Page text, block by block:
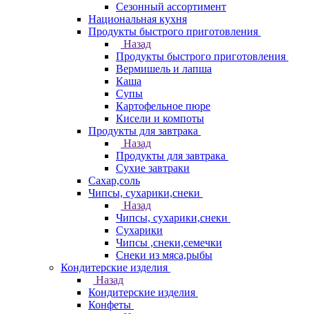
Сезонный ассортимент
Национальная кухня
Продукты быстрого приготовления
Назад
Продукты быстрого приготовления
Вермишель и лапша
Каша
Супы
Картофельное пюре
Кисели и компоты
Продукты для завтрака
Назад
Продукты для завтрака
Сухие завтраки
Сахар,соль
Чипсы, сухарики,снеки
Назад
Чипсы, сухарики,снеки
Сухарики
Чипсы ,снеки,семечки
Снеки из мяса,рыбы
Кондитерские изделия
Назад
Кондитерские изделия
Конфеты